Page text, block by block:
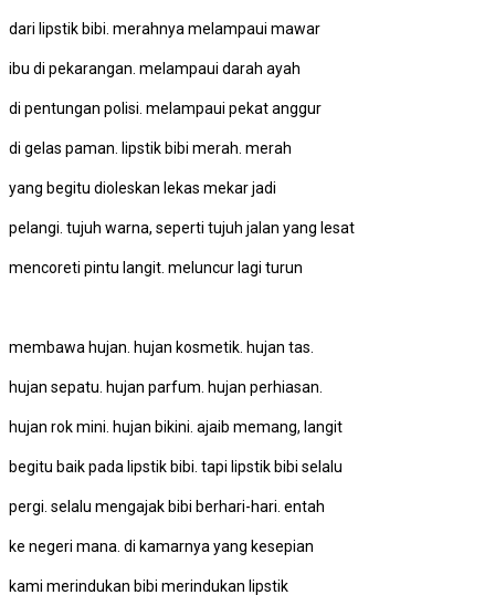
dari lipstik bibi. merahnya melampaui mawar
ibu di pekarangan. melampaui darah ayah
di pentungan polisi. melampaui pekat anggur
di gelas paman. lipstik bibi merah. merah
yang begitu dioleskan lekas mekar jadi
pelangi. tujuh warna, seperti tujuh jalan yang lesat
mencoreti pintu langit. meluncur lagi turun
membawa hujan. hujan kosmetik. hujan tas.
hujan sepatu. hujan parfum. hujan perhiasan.
hujan rok mini. hujan bikini. ajaib memang, langit
begitu baik pada lipstik bibi. tapi lipstik bibi selalu
pergi. selalu mengajak bibi berhari-hari. entah
ke negeri mana. di kamarnya yang kesepian
kami merindukan bibi merindukan lipstik